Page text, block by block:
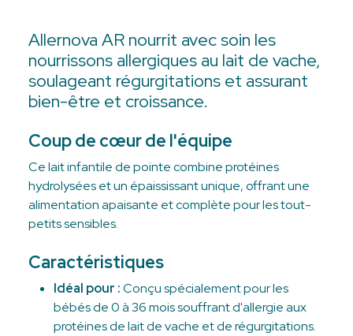
Allernova AR nourrit avec soin les
nourrissons allergiques au lait de vache,
soulageant régurgitations et assurant
bien-être et croissance.
Coup de cœur de l'équipe
Ce lait infantile de pointe combine protéines
hydrolysées et un épaississant unique, offrant une
alimentation apaisante et complète pour les tout-
petits sensibles.
Caractéristiques
Idéal pour :Conçu spécialement pour les
bébés de 0 à 36 mois souffrant d'allergie aux
protéines de lait de vache et de régurgitations.